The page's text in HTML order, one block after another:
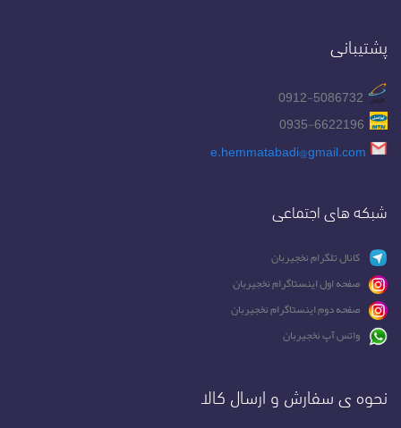
پشتیبانی
e.hemmatabadi@gmail.com
شبکه های اجتماعی
کانال تلگرام نخجیربان
صفحه اول اینستاگرام نخجیربان
صفحه دوم اینستاگرام نخجیربان
واتس آپ نخجیربان
نحوه ی سفارش و ارسال کالا